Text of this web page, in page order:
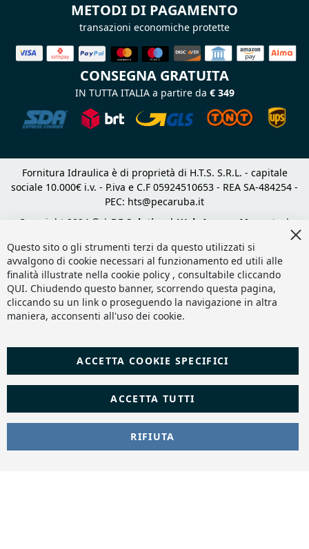
METODI DI PAGAMENTO
transazioni economiche protette
CONSEGNA GRATUITA
IN TUTTA ITALIA a partire da € 349
Fornitura Idraulica è di proprietà di H.T.S. S.R.L. - capitale
sociale 10.000€ i.v. - P.iva e C.F 05924510653 - REA SA-484254 -
PEC: hts@pecaruba.it
Copyright 2024 © | DF Solution | Web Agency Magento
|
Questo sito o gli strumenti terzi da questo utilizzati si
avvalgono di cookie necessari al funzionamento ed utili alle
finalità illustrate nella cookie policy , consultabile cliccando
QUI. Chiudendo questo banner, scorrendo questa pagina,
cliccando su un link o proseguendo la navigazione in altra
maniera, acconsenti all'uso dei cookie.
ACCETTA TUTTI
ACCETTA COOKIE SPECIFICI
RIFIUTA